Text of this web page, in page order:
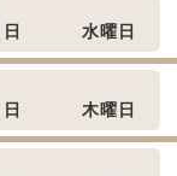
日 水曜日
日 木曜日